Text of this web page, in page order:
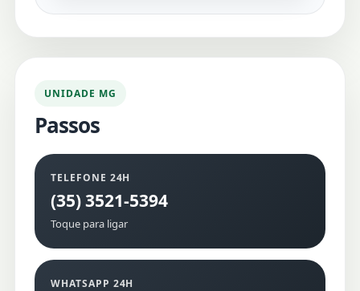
UNIDADE MG
Passos
TELEFONE 24H
(35) 3521-5394
Toque para ligar
WHATSAPP 24H